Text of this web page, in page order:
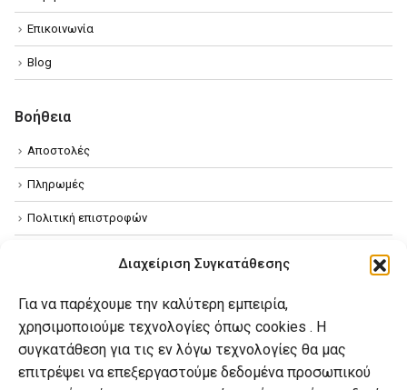
Διαχείριση Συγκατάθεσης
Για να παρέχουμε την καλύτερη εμπειρία,
χρησιμοποιούμε τεχνολογίες όπως cookies . Η
συγκατάθεση για τις εν λόγω τεχνολογίες θα μας
επιτρέψει να επεξεργαστούμε δεδομένα προσωπικού
Επικοινωνία
Blog
Πληρωμές
Πολιτική επιστροφών
Όροι χρήσης
Πολιτική απορρήτου
Πολιτική Cookies
Ο λογαριασμός μου